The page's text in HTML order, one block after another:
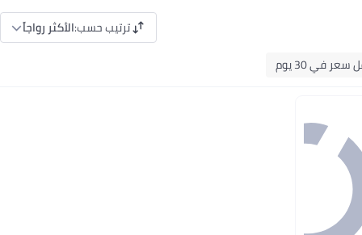
ترتيب حسب:الأكثر رواجاً
سعر في 30 يوم